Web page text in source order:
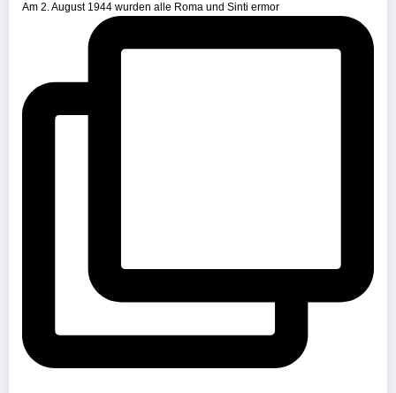
Am 2. August 1944 wurden alle Roma und Sinti ermor